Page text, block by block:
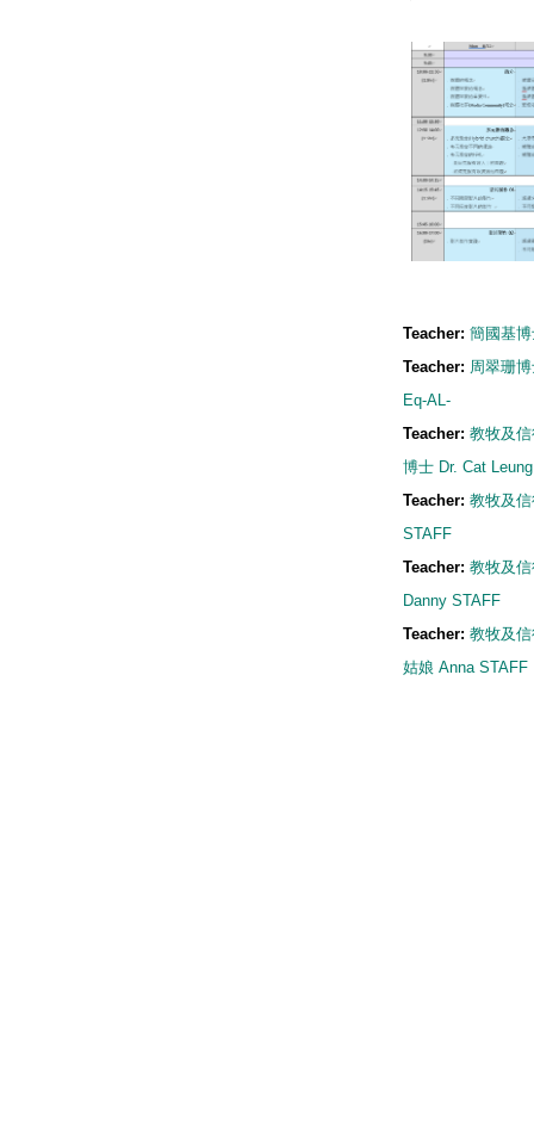
Teacher: 簡國基
Teacher: 周翠珊
Eq-AL-
Teacher: 教牧及
博士 Dr. Cat
Teacher: 教牧及
STAFF
Teacher: 教牧及
Danny STAFF
Teacher: 教牧及
姑娘 Anna STAFF